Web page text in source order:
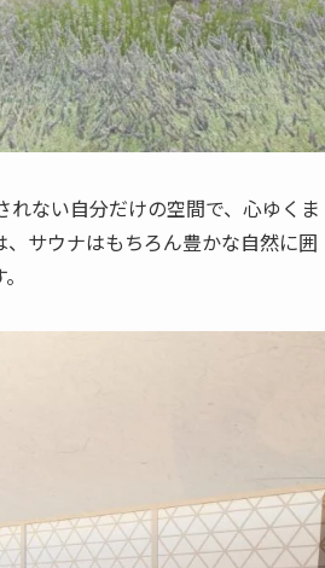
ない自分だけの空間で、心ゆくま
サウナはもちろん豊かな自然に囲